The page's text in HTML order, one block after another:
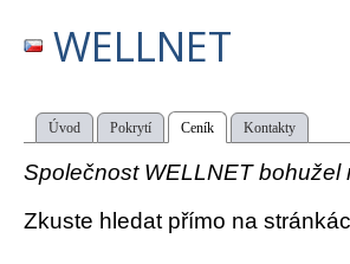
WELLNET
Úvod Pokrytí Ceník Kontakty
Společnost WELLNET bohužel
Zkuste hledat přímo na